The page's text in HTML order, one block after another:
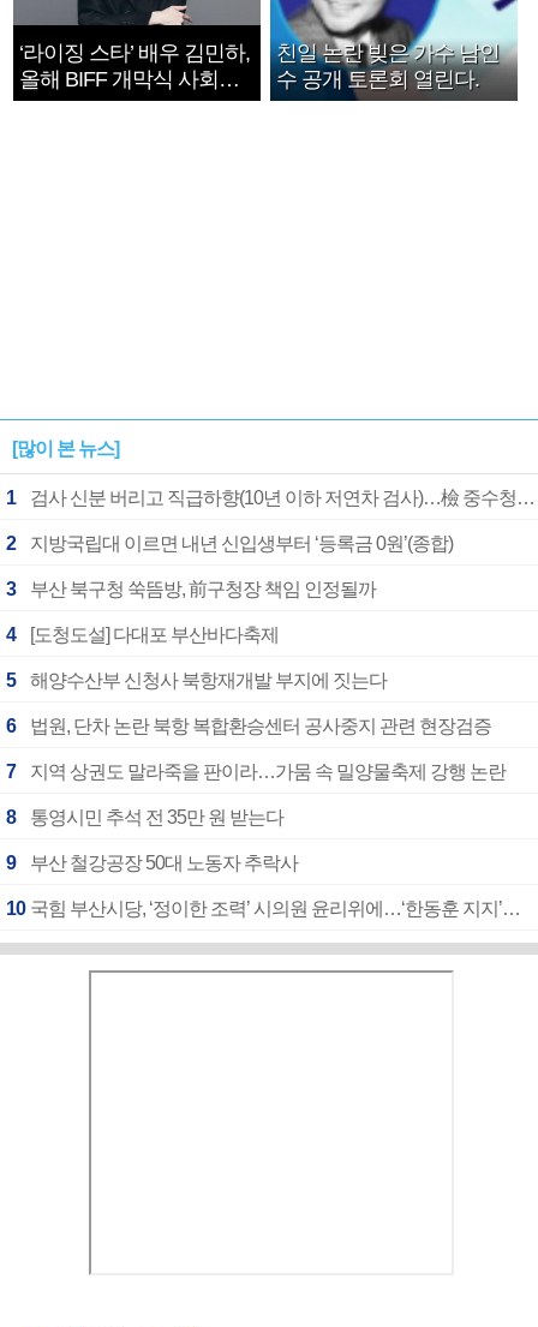
‘라이징 스타’ 배우 김민하,
올해 BIFF 개막식 사회자
확정
친일 논란 빚은 가수 남인
수 공개 토론회 열린다.
[많이 본 뉴스]
1 검사 신분 버리고 직급하향(10년 이하 저연차 검사)…檢 중수청행 기피
2 지방국립대 이르면 내년 신입생부터 ‘등록금 0원’(종합)
3 부산 북구청 쑥뜸방, 前구청장 책임 인정될까
4 [도청도설] 다대포 부산바다축제
5 해양수산부 신청사 북항재개발 부지에 짓는다
6 법원, 단차 논란 북항 복합환승센터 공사중지 관련 현장검증
7 지역 상권도 말라죽을 판이라…가뭄 속 밀양물축제 강행 논란
8 통영시민 추석 전 35만 원 받는다
9 부산 철강공장 50대 노동자 추락사
10 국힘 부산시당, ‘정이한 조력’ 시의원 윤리위에…‘한동훈 지지’도 신고접수